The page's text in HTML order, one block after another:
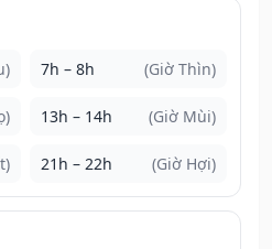
7h – 8h (Giờ Thìn)
13h – 14h (Giờ Mùi)
21h – 22h (Giờ Hợi)